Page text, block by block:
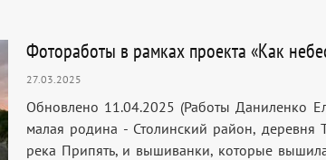
Фотоработы в рамках проекта «Как
27.03.2025
Обновлено 11.04.2025 (Работы Даниленко
малая родина - Столинский район, деревня
река Припять, и вышиванки, которые